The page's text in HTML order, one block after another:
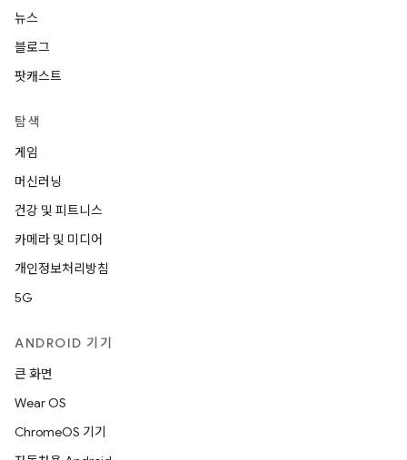
뉴스
블로그
팟캐스트
탐색
게임
머신러닝
건강 및 피트니스
카메라 및 미디어
개인정보처리방침
5G
ANDROID 기기
큰 화면
Wear OS
ChromeOS 기기